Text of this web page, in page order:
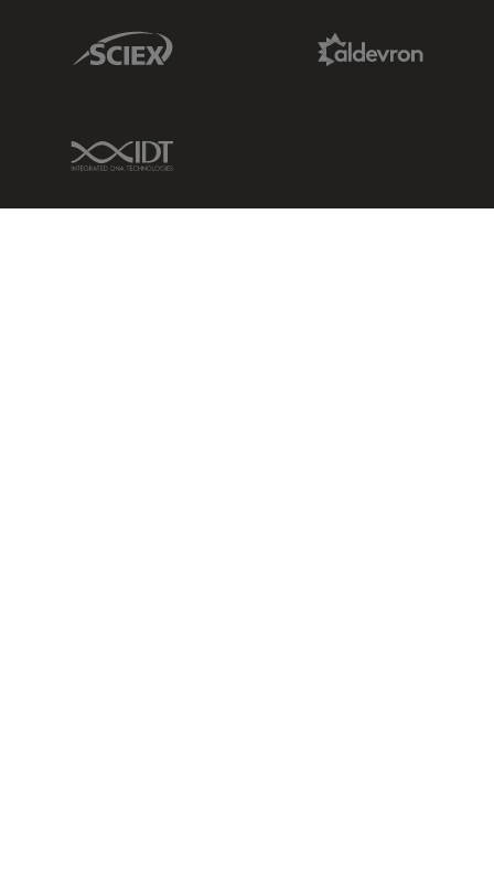
Sciex Link
IDT Link